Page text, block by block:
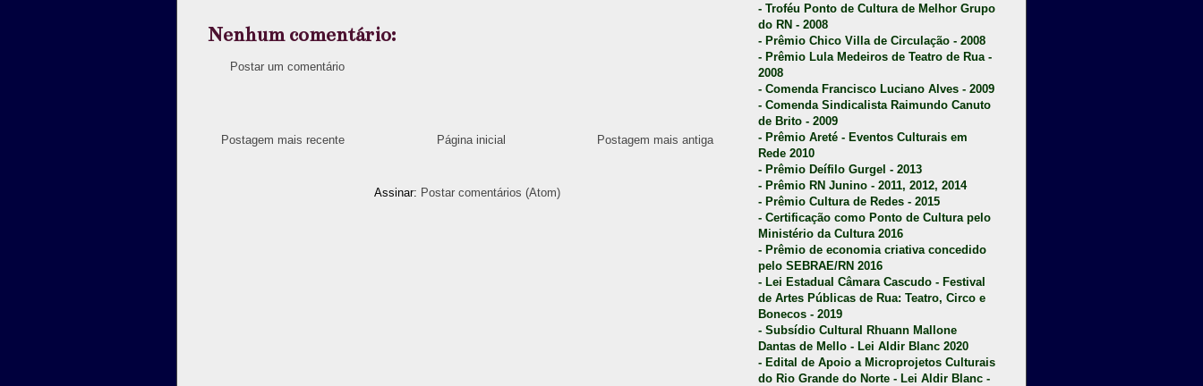
Nenhum comentário:
Postar um comentário
Postagem mais recente Postagem mais antiga
Página inicial
Assinar: Postar comentários (Atom)
- Troféu Ponto de Cultura de Melhor Grupo
do RN - 2008
- Prêmio Chico Villa de Circulação - 2008
- Prêmio Lula Medeiros de Teatro de Rua -
2008
- Comenda Francisco Luciano Alves - 2009
- Comenda Sindicalista Raimundo Canuto
de Brito - 2009
- Prêmio Areté - Eventos Culturais em
Rede 2010
- Prêmio Deífilo Gurgel - 2013
- Prêmio RN Junino - 2011, 2012, 2014
- Prêmio Cultura de Redes - 2015
- Certificação como Ponto de Cultura pelo
Ministério da Cultura 2016
- Prêmio de economia criativa concedido
pelo SEBRAE/RN 2016
- Lei Estadual Câmara Cascudo - Festival
de Artes Públicas de Rua: Teatro, Circo e
Bonecos - 2019
- Subsídio Cultural Rhuann Mallone
Dantas de Mello - Lei Aldir Blanc 2020
- Edital de Apoio a Microprojetos Culturais
do Rio Grande do Norte - Lei Aldir Blanc -